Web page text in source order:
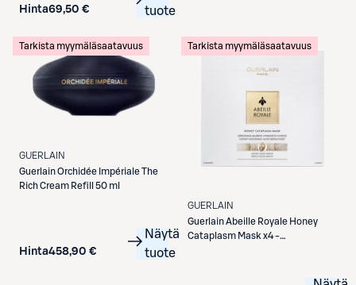
Hinta69,50 €
tuote
Tarkista myymäläsaatavuus
GUERLAIN
GuerlainOrchidée Impériale The
Rich Cream Refill 50 ml
Hinta458,90 €
Näytä
tuote
Tarkista myymäläsaatavuus
GUERLAIN
GuerlainAbeille Royale Honey
Cataplasm Mask x4 -